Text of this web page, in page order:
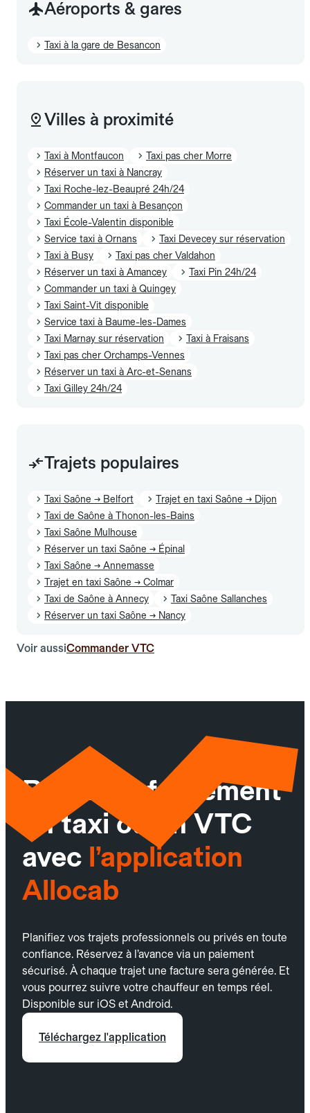
Aéroports & gares
Taxi à la gare de Besancon
Villes à proximité
Taxi à Montfaucon
Taxi pas cher Morre
Réserver un taxi à Nancray
Taxi Roche-lez-Beaupré 24h/24
Commander un taxi à Besançon
Taxi École-Valentin disponible
Service taxi à Ornans
Taxi Devecey sur réservation
Taxi à Busy
Taxi pas cher Valdahon
Réserver un taxi à Amancey
Taxi Pin 24h/24
Commander un taxi à Quingey
Taxi Saint-Vit disponible
Service taxi à Baume-les-Dames
Taxi Marnay sur réservation
Taxi à Fraisans
Taxi pas cher Orchamps-Vennes
Réserver un taxi à Arc-et-Senans
Taxi Gilley 24h/24
Trajets populaires
Taxi Saône → Belfort
Trajet en taxi Saône → Dijon
Taxi de Saône à Thonon-les-Bains
Taxi Saône Mulhouse
Réserver un taxi Saône → Épinal
Taxi Saône → Annemasse
Trajet en taxi Saône → Colmar
Taxi de Saône à Annecy
Taxi Saône Sallanches
Réserver un taxi Saône → Nancy
Voir aussiCommander VTC
Réservez facilement
un taxi ou un VTC
avec l’application
Allocab
Planifiez vos trajets professionnels ou privés en toute
confiance. Réservez à l’avance via un paiement
sécurisé. À chaque trajet une facture sera générée. Et
vous pourrez suivre votre chauffeur en temps réel.
Disponible sur iOS et Android.
Téléchargez l'application